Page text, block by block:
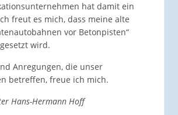
hat damit ein
freut es mich, dass meine alte
vor Betonpisten“
wird.
Anregungen, die unser
betreffen, freue ich mich.
Hans-Hermann Hoff